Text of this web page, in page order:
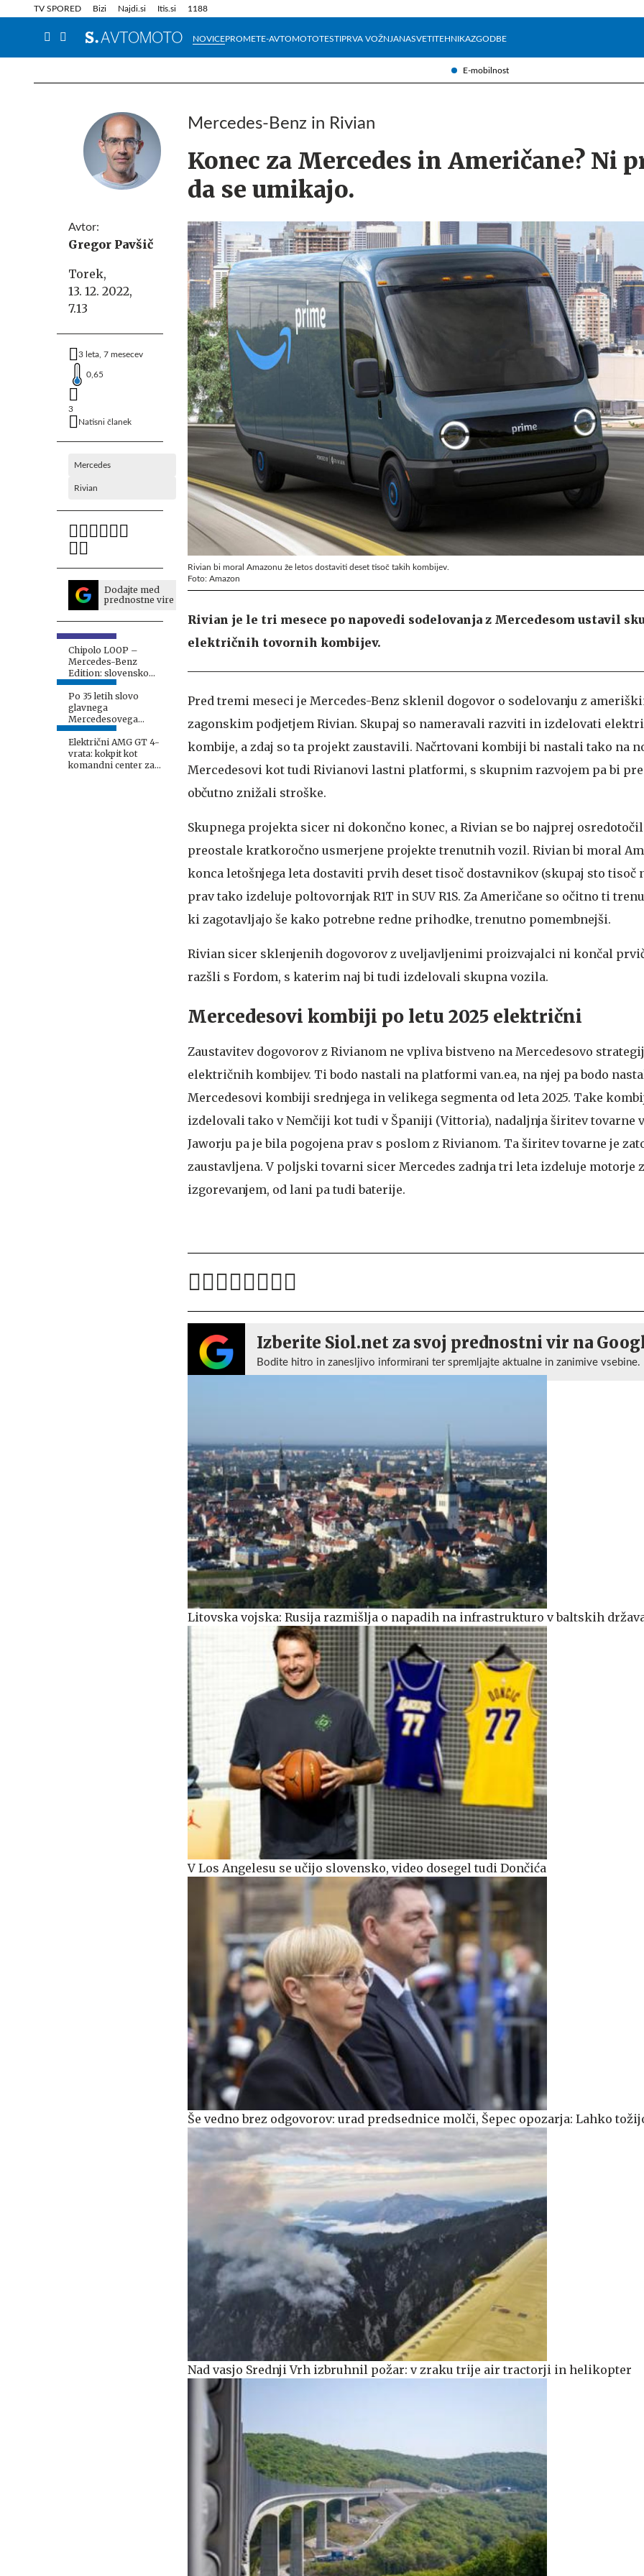
E-mobilnost
TV SPORED Bizi Najdi.si Itis.si 1188
NOVICEPROMETE-AVTOMOTOTESTIPRVA VOŽNJANASVETITEHNIKAZGODBE
Info in obvestila Tehnik
Avtor:
Gregor Pavšič
Torek,
13. 12. 2022,
7.13
3 leta, 7 mesecev
0,65
3
Natisni članek
Mercedes
Rivian
Dodajte med
prednostne vire
Chipolo LOOP –
Mercedes-Benz
Edition: slovensko
znanje v podobi
prestižne nemške
avtomobilske znamke
Po 35 letih slovo
glavnega
Mercedesovega
tehnika? Kriva je očitno
njegova starost.
Električni AMG GT 4-
vrata: kokpit kot
komandni center za
Mercedes-Benz in Rivian
Konec za Mercedes in Američane? Ni
da se umikajo.
Rivian bi moral Amazonu že letos dostaviti deset tisoč takih kombijev.
Foto: Amazon
Rivian je le tri mesece po napovedi sodelovanja z Mercedesom ustavil
električnih tovornih kombijev.
Pred tremi meseci je Mercedes-Benz sklenil dogovor o sodelovanju z
zagonskim podjetjem Rivian. Skupaj so nameravali razviti in izdelovati
kombije, a zdaj so ta projekt zaustavili. Načrtovani kombiji bi nastali tako na
Mercedesovi kot tudi Rivianovi lastni platformi, s skupnim razvojem pa bi
občutno znižali stroške.
Skupnega projekta sicer ni dokončno konec, a Rivian se bo najprej
preostale kratkoročno usmerjene projekte trenutnih vozil. Rivian bi moral
konca letošnjega leta dostaviti prvih deset tisoč dostavnikov (skupaj sto tisoč
prav tako izdeluje poltovornjak R1T in SUV R1S. Za Američane so očitno ti
ki zagotavljajo še kako potrebne redne prihodke, trenutno pomembnejši.
Rivian sicer sklenjenih dogovorov z uveljavljenimi proizvajalci ni končal
razšli s Fordom, s katerim naj bi tudi izdelovali skupna vozila.
Mercedesovi kombiji po letu 2025 električni
Zaustavitev dogovorov z Rivianom ne vpliva bistveno na Mercedesovo
električnih kombijev. Ti bodo nastali na platformi van.ea, na njej pa bodo
Mercedesovi kombiji srednjega in velikega segmenta od leta 2025. Take
izdelovali tako v Nemčiji kot tudi v Španiji (Vittoria), nadaljnja širitev tovarne
Jaworju pa je bila pogojena prav s poslom z Rivianom. Ta širitev tovarne je
zaustavljena. V poljski tovarni sicer Mercedes zadnja tri leta izdeluje motorje
izgorevanjem, od lani pa tudi baterije.
Izberite Siol.net za svoj prednostni vir na
Bodite hitro in zanesljivo informirani ter spremljajte aktualne in zanimive vsebine.
Litovska vojska: Rusija razmišlja o napadih na infrastrukturo v baltskih
V Los Angelesu se učijo slovensko, video dosegel tudi Dončića
Še vedno brez odgovorov: urad predsednice molči, Šepec opozarja: Lahko
Nad vasjo Srednji Vrh izbruhnil požar: v zraku trije air tractorji in helikopter